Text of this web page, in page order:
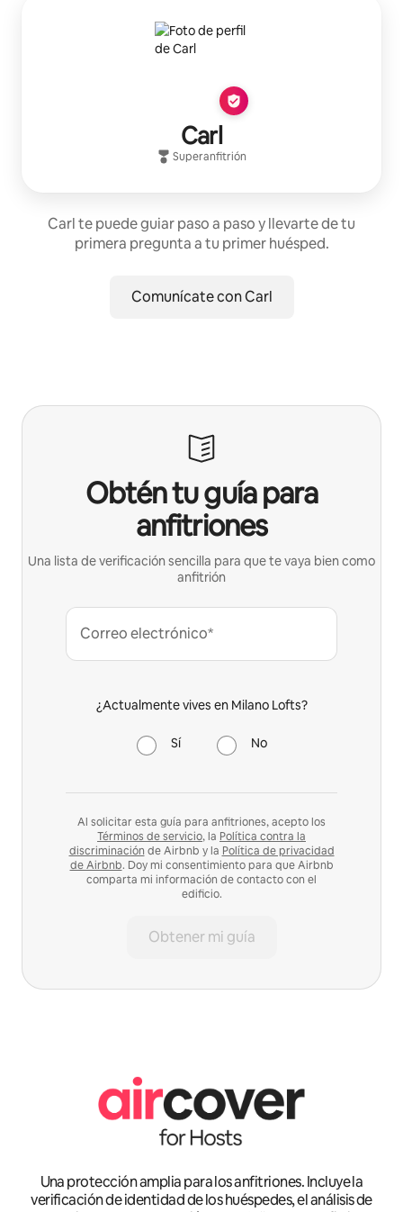
Carl
Superanfitrión
Carl te puede guiar paso a paso y llevarte de tu
primera pregunta a tu primer huésped.
Comunícate con Carl
Obtén tu guía para
anfitriones
Una lista de verificación sencilla para que te vaya bien como
anfitrión
Correo electrónico*
¿Actualmente vives en Milano Lofts?
Sí No
Al solicitar esta guía para anfitriones, acepto los
Términos de servicio, la Política contra la
discriminación de Airbnb y la Política de privacidad
de Airbnb. Doy mi consentimiento para que Airbnb
comparta mi información de contacto con el
edificio.
Obtener mi guía
Una protección amplia para los anfitriones. Incluye la
verificación de identidad de los huéspedes, el análisis de